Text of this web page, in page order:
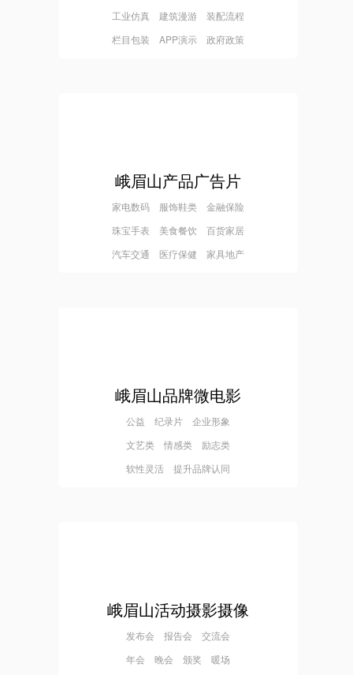
工业仿真 建筑漫游 装配流程
栏目包装 APP演示 政府政策
峨眉山产品广告片
家电数码 服饰鞋类 金融保险
珠宝手表 美食餐饮 百货家居
汽车交通 医疗保健 家具地产
峨眉山品牌微电影
公益 纪录片 企业形象
文艺类 情感类 励志类
软性灵活 提升品牌认同
峨眉山活动摄影摄像
发布会 报告会 交流会
年会 晚会 颁奖 暖场